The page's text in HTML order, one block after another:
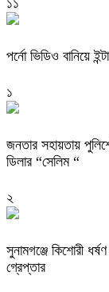
১১
পর্নো ভিডিও বানিয়ে
১
জনতার সহায়তায়
ডিলার “সেলিম “
২
‎সুনামগঞ্জে কিশোরী
গ্রেপ্তার